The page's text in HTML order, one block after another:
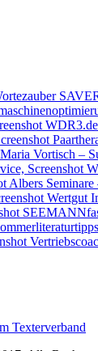
Maria Vortisch –
Albers Seminare
Wertgut
Texterverband